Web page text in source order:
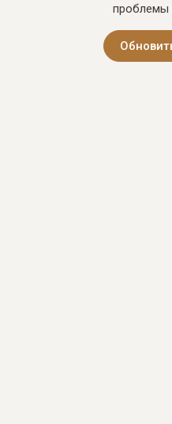
проблемы